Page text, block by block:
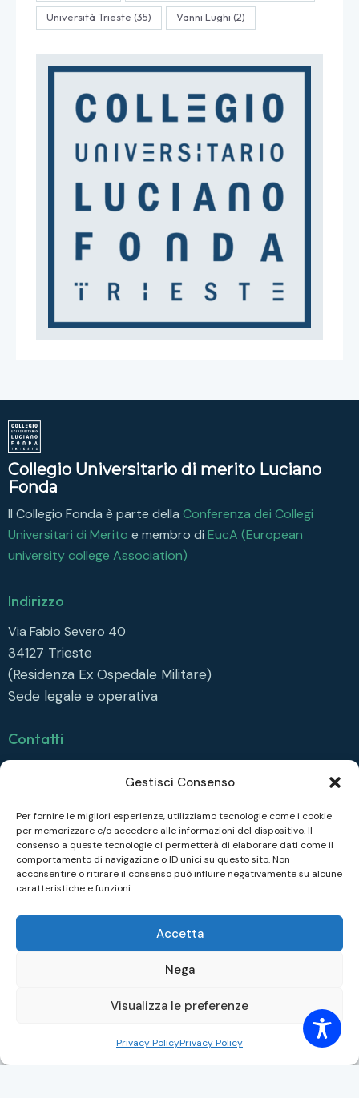
Gestisci Consenso
Per fornire le migliori esperienze, utilizziamo tecnologie come i cookie
per memorizzare e/o accedere alle informazioni del dispositivo. Il
consenso a queste tecnologie ci permetterà di elaborare dati come il
comportamento di navigazione o ID unici su questo sito. Non
acconsentire o ritirare il consenso può influire negativamente su alcune
caratteristiche e funzioni.
Accetta
Nega
Visualizza le preferenze
Privacy PolicyPrivacy Policy
Università Trieste (35) Vanni Lughi (2)
Collegio Universitario di merito Luciano
Fonda
Il Collegio Fonda è parte della Conferenza dei Collegi
Universitari di Merito e membro di EucA (European
university college Association)
Indirizzo
Via Fabio Severo 40
34127 Trieste
(Residenza Ex Ospedale Militare)
Sede legale e operativa
Contatti
Seguici su
Facebook
| Disegnato daDivulgando